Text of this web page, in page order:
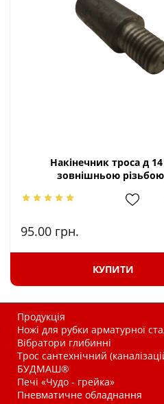
Накінечник троса д 14
зовнішньою
95.00 грн.
КУПИТИ
Продукція
Ножі для рубки арматурної
Вібратори глибинні
Трос сантехнічний
БУДМАШ®
Печі «Чудо - грейка»
Пневматичне обладнання